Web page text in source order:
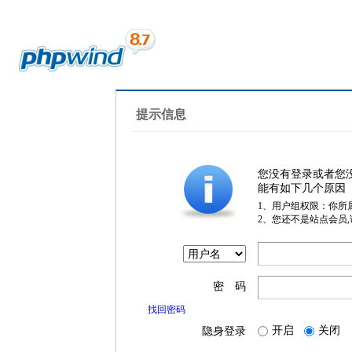
提示信息
您没有登录或者您
能有如下几个原因
1、用户组权限：你所
2、您还不是站点会员
密 码
找回密码
隐身登录 开启 关闭